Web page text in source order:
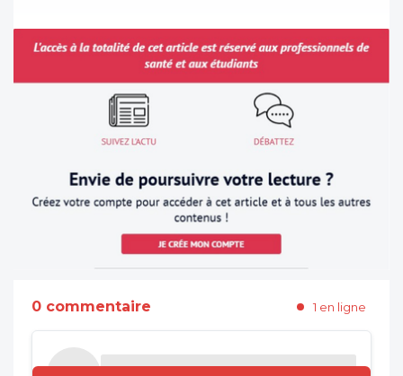
0 commentaire 1 en ligne